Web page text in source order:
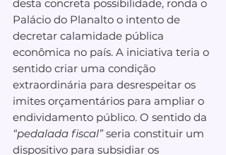
desta concreta possibilidade, ronda o
Palácio do Planalto o intento de
decretar calamidade pública
econômica no país. A iniciativa teria o
sentido criar uma condição
extraordinária para desrespeitar os
imites orçamentários para ampliar o
endividamento público. O sentido da
“pedalada fiscal” seria constituir um
dispositivo para subsidiar os